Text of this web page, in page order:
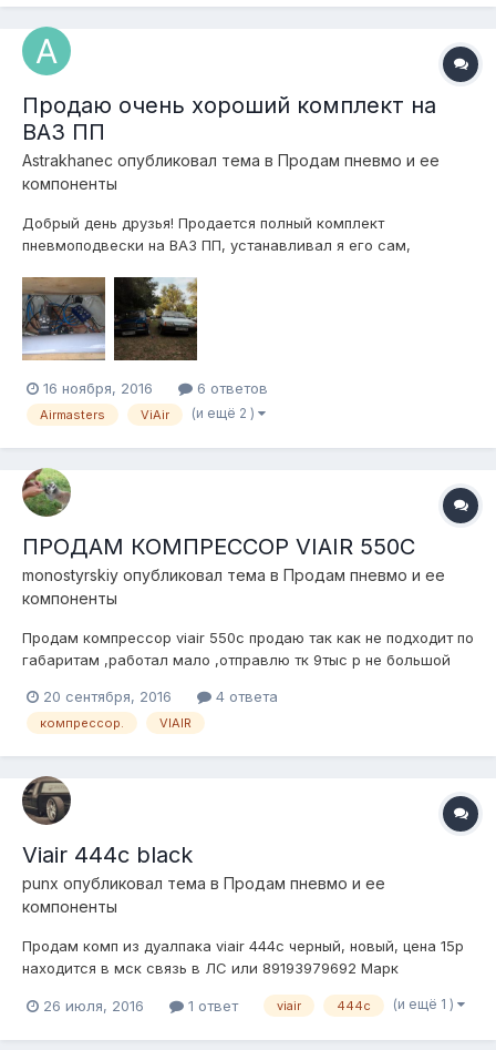
Продаю очень хороший комплект на
ВАЗ ПП
Astrakhanec опубликовал тема в Продам пневмо и ее
компоненты
Добрый день друзья! Продается полный комплект
пневмоподвески на ВАЗ ПП, устанавливал я его сам,
Rubena -70мм, фитинг 8/6 - Задние пневмостойки Rubena
-60мм, фитинг 8/6 - Блок клапанов Airstandards A2 4 контура
с фитингами и глушителем - К...
16 ноября, 2016 6 ответов
Airmasters ViAir (и ещё 2 )
ПРОДАМ КОМПРЕССОР VIAIR 550C
monostyrskiy опубликовал тема в Продам пневмо и ее
компоненты
Продам компрессор viair 550c продаю так как не подходит по
габаритам ,работал мало ,отправлю тк 9тыс р не большой
20 сентября, 2016
4 ответа
компрессор. VIAIR
Viair 444c black
punx опубликовал тема в Продам пневмо и ее
компоненты
Продам комп из дуалпака viair 444c черный, новый, цена 15р
находится в мск связь в ЛС или 89193979692 Марк
26 июля, 2016 1 ответ viair 444c (и ещё 1 )